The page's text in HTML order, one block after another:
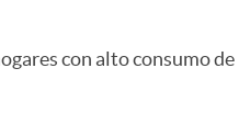
con alto consumo de